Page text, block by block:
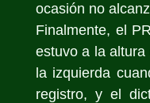
ocasión no
Finalmente, el
estuvo a la
la izquierda
registro, y el